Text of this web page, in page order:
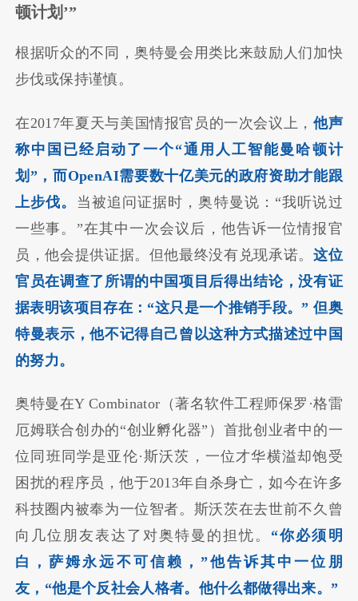
顿计划’”
根据听众的不同，奥特曼会用类比来鼓励人们加快
步伐或保持谨慎。
在2017年夏天与美国情报官员的一次会议上， 他声
称中国已经启动了一个“通用人工智能曼哈顿计
划”，而OpenAI需要数十亿美元的政府资助才能跟
上步伐。 当被追问证据时，奥特曼说：“我听说过
一些事。”在其中一次会议后，他告诉一位情报官
员，他会提供证据。但他最终没有兑现承诺。 这位
官员在调查了所谓的中国项目后得出结论，没有证
据表明该项目存在：“这只是一个推销手段。” 但奥
特曼表示，他不记得自己曾以这种方式描述过中国
的努力。
奥特曼在Y Combinator（著名软件工程师保罗·格雷
厄姆联合创办的“创业孵化器”）首批创业者中的一
位同班同学是亚伦·斯沃茨，一位才华横溢却饱受
困扰的程序员，他于2013年自杀身亡，如今在许多
科技圈内被奉为一位智者。斯沃茨在去世前不久曾
向几位朋友表达了对奥特曼的担忧。 “你必须明
白，萨姆永远不可信赖，”他告诉其中一位朋
友，“他是个反社会人格者。他什么都做得出来。”